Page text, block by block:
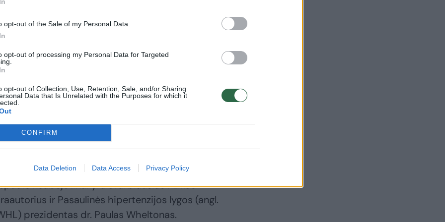
opt-out of the Sale of my Personal Data.
opt-out of processing my Personal Data for Targeted
opt-out of Collection, Use, Retention, Sale, and/or Sharing
Data that Is Unrelated with the Purposes for which it
CONFIRM
Data Deletion Data Access Privacy Policy
didina ir diastolinį kraujospūdį, tačiau tai galioja
kuris pirmadienį buvo paskelbtas žurnale
kuris su laiku pažeidžia kraujagysles, širdį
ligų kaip širdies priepuoliai ir insultas rizika.
kraujospūdis. Pirmasis šio rodmens skaičius
o antrasis – diastoliniu kraujospūdžiu.
prisideda prie širdies ir kraujagyslių ligų
neabejotinai yra svarbiausias rizikos
ir Pasaulinės hipertenzijos lygos (angl.
prezidentas dr. Paulas Wheltonas.